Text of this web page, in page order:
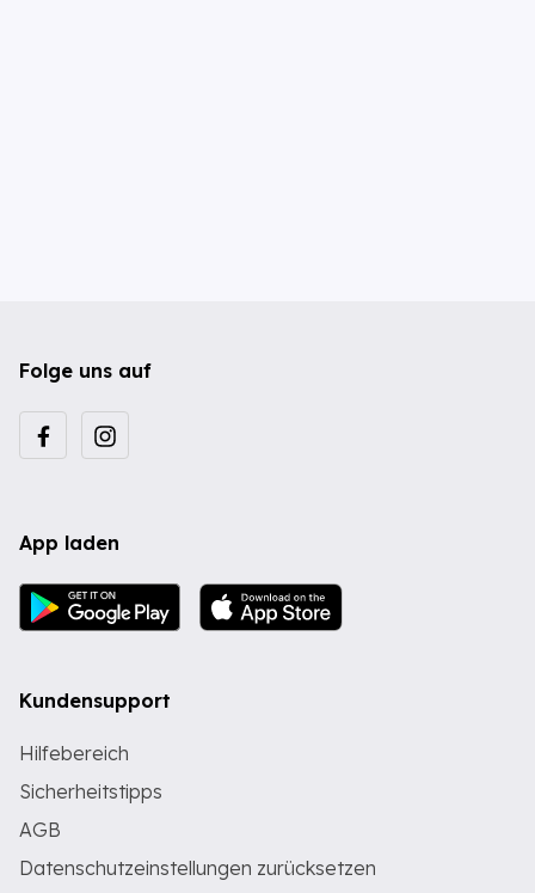
Folge uns auf
App laden
Kundensupport
Hilfebereich
Sicherheitstipps
AGB
Datenschutzeinstellungen zurücksetzen